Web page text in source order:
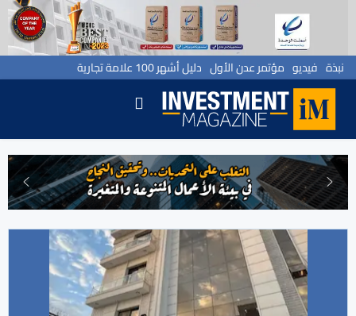
نبذة فيديو مؤتمر عدن الأول دليل أشهر 100 علامة تجارية